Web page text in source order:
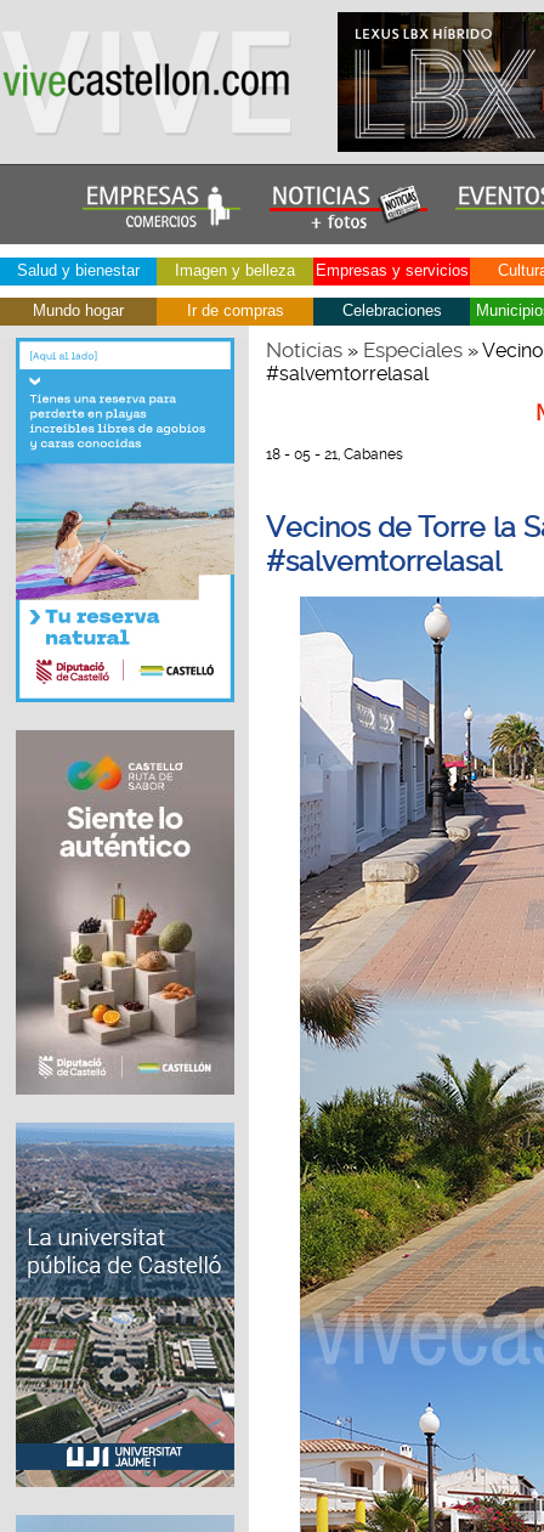
Salud y bienestar Imagen y belleza Empresas y servicios
Mundo hogar Ir de compras Celebraciones
Noticias» Especiales»
#salvemtorrelasal
18 - 05 - 21, Cabanes
Vecinos de Torre la
#salvemtorrelasal